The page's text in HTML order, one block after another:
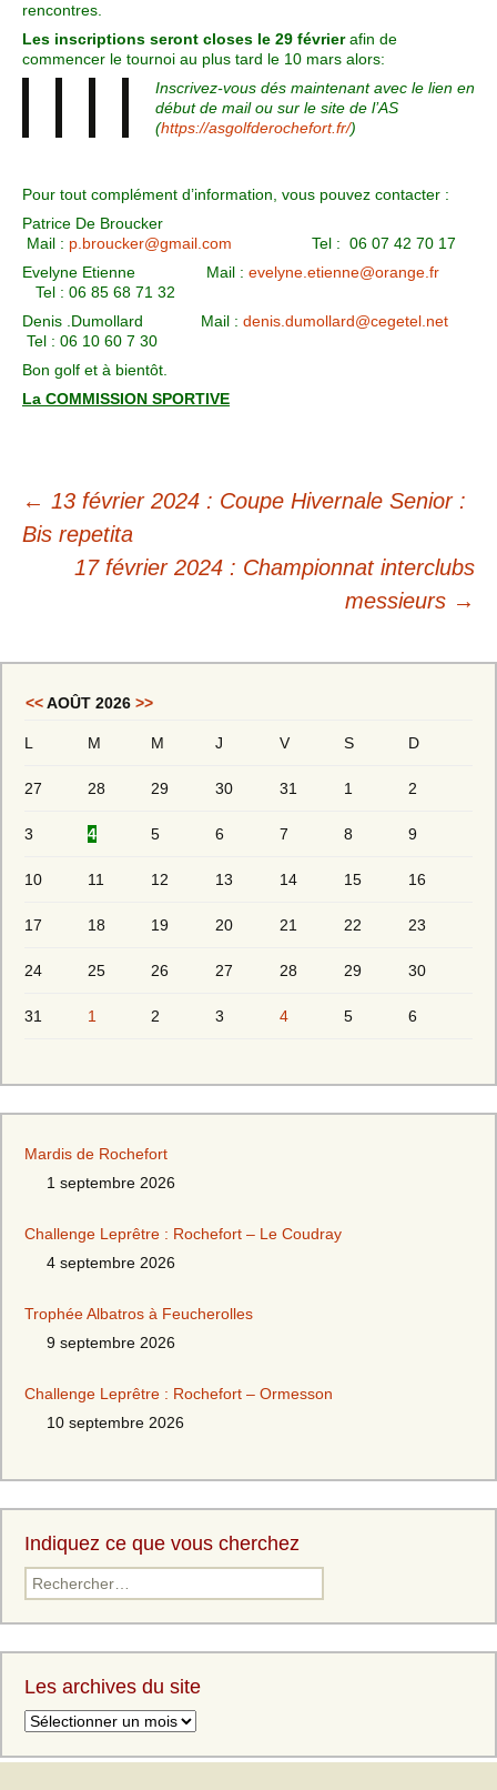
rencontres.
Les inscriptions seront closes le 29 févrierafin de
commencer le tournoi au plus tard le 10 mars alors:
Inscrivez-vous dés maintenantavec le lien en
début de mail ou sur le site de l’AS
(https://asgolfderochefort.fr/)
Pour tout complément d’information, vous pouvez contacter :
Patrice De Broucker
Mail : p.broucker@gmail.com Tel : 06 07 42 70 17
Evelyne Etienne Mail : evelyne.etienne@orange.fr
Tel : 06 85 68 71 32
Denis .Dumollard Mail : denis.dumollard@cegetel.net
Tel : 06 10 60 7 30
Bon golf et à bientôt.
La COMMISSION SPORTIVE
← 13 février 2024 : Coupe Hivernale Senior :
Bis repetita
17 février 2024 : Championnat interclubs
messieurs →
<<AOÛT 2026 >>
L M M J V S D
27 28 29 30 31 1 2
3 4 5 6 7 8 9
10 11 12 13 14 15 16
17 18 19 20 21 22 23
24 25 26 27 28 29 30
31 1 2 3 4 5 6
Mardis de Rochefort
1 septembre 2026
Challenge Leprêtre : Rochefort – Le Coudray
4 septembre 2026
Trophée Albatros à Feucherolles
9 septembre 2026
Challenge Leprêtre : Rochefort – Ormesson
10 septembre 2026
Indiquez ce que vous cherchez
Les archives du site